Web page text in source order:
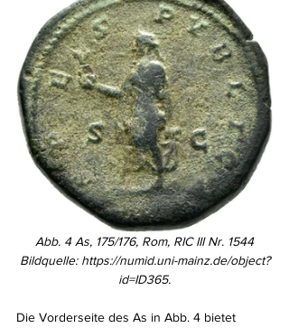
Abb. 4 As, 175/176, Rom, RIC III Nr. 1544
Bildquelle: https://numid.uni-mainz.de/object?
id=ID365.
Die Vorderseite des As in Abb. 4 bietet